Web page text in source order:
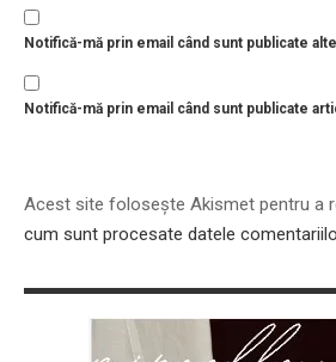
Notifică-mă prin email când sunt publicate
Notifică-mă prin email când sunt publicate
Acest site folosește Akismet pentru a
cum sunt procesate datele